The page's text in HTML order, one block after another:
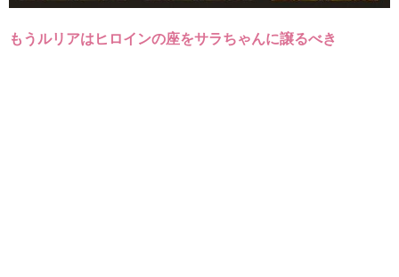
もうルリアはヒロインの座をサラちゃんに譲るべき